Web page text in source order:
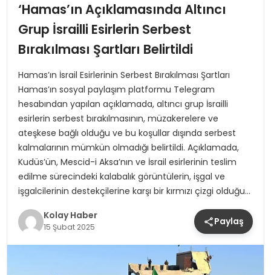
TANYER YAPI ZEMIN MÜHENDISLIĞINDE HEDEF
BÜYÜTTÜ
TOROSLAR’DA PAZAR GERGİNLİĞİ!
‘Hamas’ın Açıklamasında Altıncı
Grup İsrailli Esirlerin Serbest
Bırakılması Şartları Belirtildi
Hamas’ın İsrail Esirlerinin Serbest Bırakılması Şartları
Hamas’ın sosyal paylaşım platformu Telegram
hesabından yapılan açıklamada, altıncı grup İsrailli
esirlerin serbest bırakılmasının, müzakerelere ve
ateşkese bağlı olduğu ve bu koşullar dışında serbest
kalmalarının mümkün olmadığı belirtildi. Açıklamada,
Kudüs’ün, Mescid-i Aksa’nın ve İsrail esirlerinin teslim
edilme sürecindeki kalabalık görüntülerin, işgal ve
işgalcilerinin destekçilerine karşı bir kırmızı çizgi olduğu…
Kolay Haber
15 Şubat 2025 Paylaş